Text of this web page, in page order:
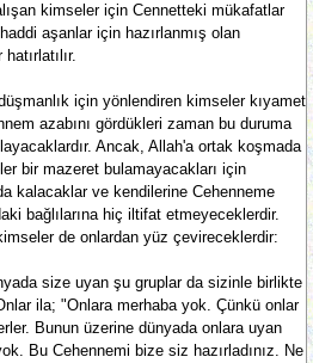
kimseler için Cennetteki mükafatlar
aşanlar için hazırlanmış olan
için yönlendiren kimseler kıyamet
azabını gördükleri zaman bu duruma
Ancak, Allah'a ortak koşmada
bir mazeret bulamayacakları için
kalacaklar ve kendilerine Cehenneme
bağlılarına hiç iltifat etmeyeceklerdir.
de onlardan yüz çevireceklerdir:
size uyan şu gruplar da sizinle birlikte
ila; "Onlara merhaba yok. Çünkü onlar
Bunun üzerine dünyada onlara uyan
Bu Cehennemi bize siz hazırladınız. Ne